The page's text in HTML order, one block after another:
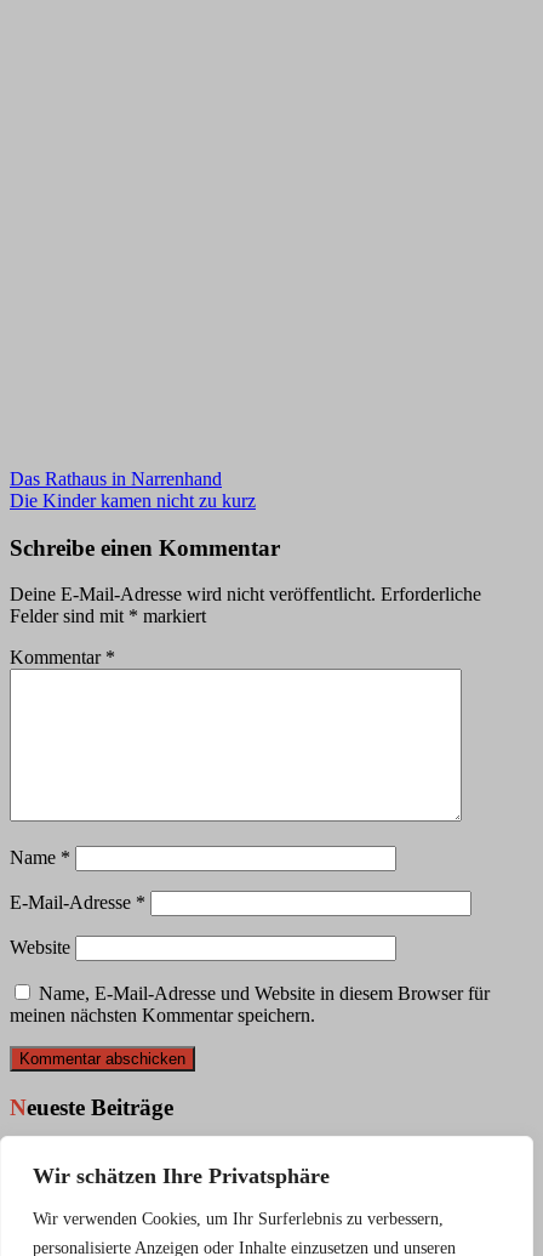
Wir schätzen Ihre Privatsphäre
Wir verwenden Cookies, um Ihr Surferlebnis zu verbessern,
personalisierte Anzeigen oder Inhalte einzusetzen und unseren
Beitragsnavigation
Das Rathaus in Narrenhand
Die Kinder kamen nicht zu kurz
Schreibe einen Kommentar
Deine E-Mail-Adresse wird nicht veröffentlicht. Erforderliche
Felder sind mit * markiert
Kommentar *
Name *
E-Mail-Adresse *
Website
Name, E-Mail-Adresse und Website in diesem Browser für
meinen nächsten Kommentar speichern.
Neueste Beiträge
Die GCG bringt Bewegung
GCG